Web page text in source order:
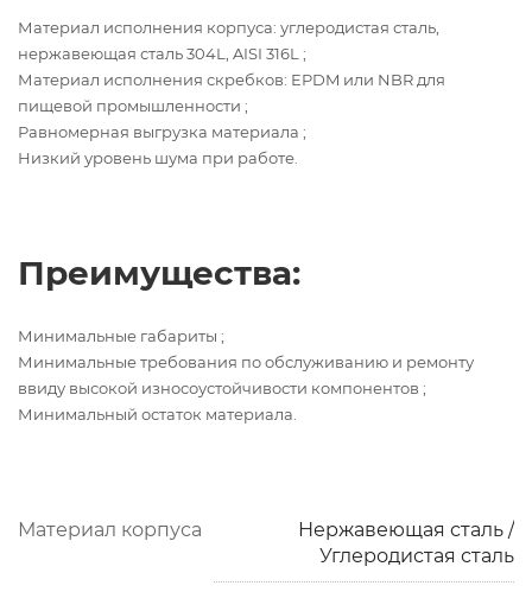
Материал исполнения корпуса: углеродистая сталь,
нержавеющая сталь 304L, AISI 316L ;
Материал исполнения скребков: EPDM или NBR для
пищевой промышленности ;
Равномерная выгрузка материала ;
Низкий уровень шума при работе.
Преимущества:
Минимальные габариты ;
Минимальные требования по обслуживанию и ремонту
ввиду высокой износоустойчивости компонентов ;
Минимальный остаток материала.
Материал корпуса
Нержавеющая сталь /
Углеродистая сталь